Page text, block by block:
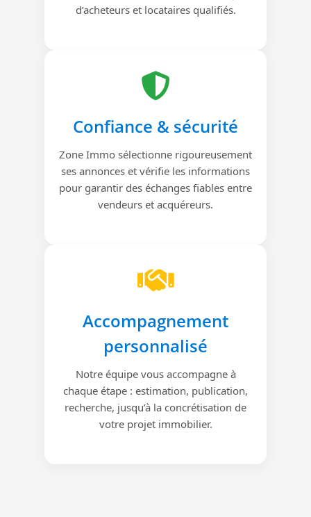
d’acheteurs et locataires qualifiés.
Confiance & sécurité
Zone Immo sélectionne rigoureusement
ses annonces et vérifie les informations
pour garantir des échanges fiables entre
vendeurs et acquéreurs.
Accompagnement
personnalisé
Notre équipe vous accompagne à
chaque étape : estimation, publication,
recherche, jusqu’à la concrétisation de
votre projet immobilier.